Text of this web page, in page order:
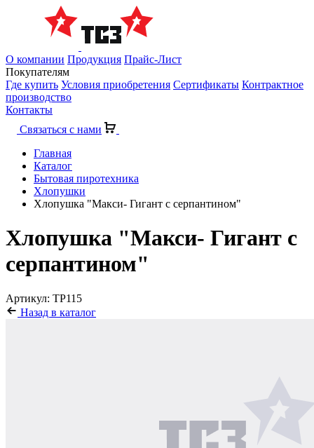
О компании Продукция Прайс-Лист
Покупателям
Где купить Условия приобретения Сертификаты Контрактное
производство
Контакты
Связаться с нами
Главная
Каталог
Бытовая пиротехника
Хлопушки
Хлопушка "Макси- Гигант с серпантином"
Хлопушка "Макси- Гигант с
серпантином"
Артикул: ТР115
Назад в каталог